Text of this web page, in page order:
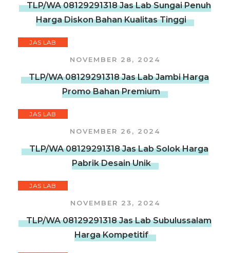
TLP/WA 08129291318 Jas Lab Sungai Penuh
Harga Diskon Bahan Kualitas Tinggi
JAS LAB
NOVEMBER 28, 2024
TLP/WA 08129291318 Jas Lab Jambi Harga
Promo Bahan Premium
JAS LAB
NOVEMBER 26, 2024
TLP/WA 08129291318 Jas Lab Solok Harga
Pabrik Desain Unik
JAS LAB
NOVEMBER 23, 2024
TLP/WA 08129291318 Jas Lab Subulussalam
Harga Kompetitif